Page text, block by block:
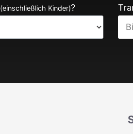
(einschließlich Kinder)?